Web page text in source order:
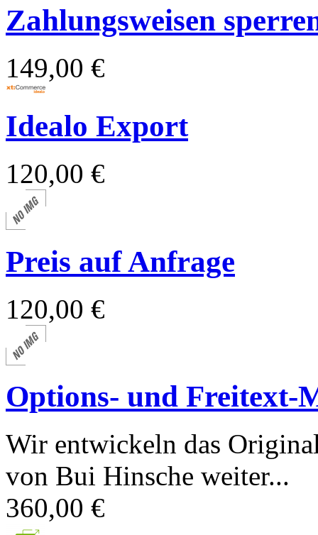
Zahlungsweisen
149,00 €
Idealo Export
120,00 €
Preis auf Anfrage
120,00 €
Options- und Freitext-
Wir entwickeln das
von Bui Hinsche weiter...
360,00 €